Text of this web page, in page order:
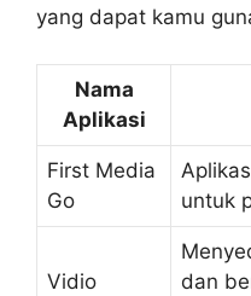
yang dapat kamu
Nama
Aplikasi
First Media
Go
untuk
Vidio
dan